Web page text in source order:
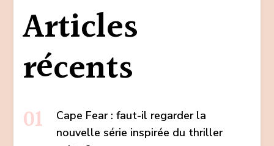
Articles
récents
Cape Fear : faut-il regarder la
nouvelle série inspirée du thriller